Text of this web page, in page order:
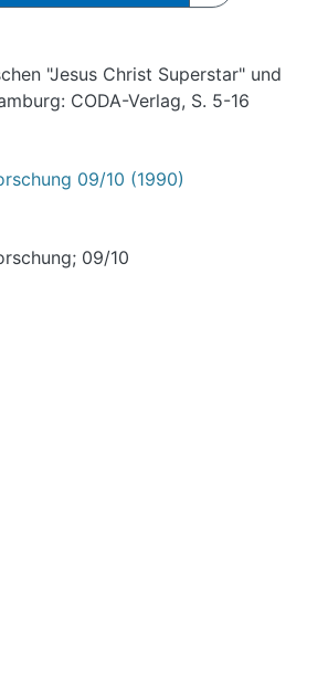
"Jesus Christ Superstar" und
CODA-Verlag, S. 5-16
09/10 (1990)
09/10